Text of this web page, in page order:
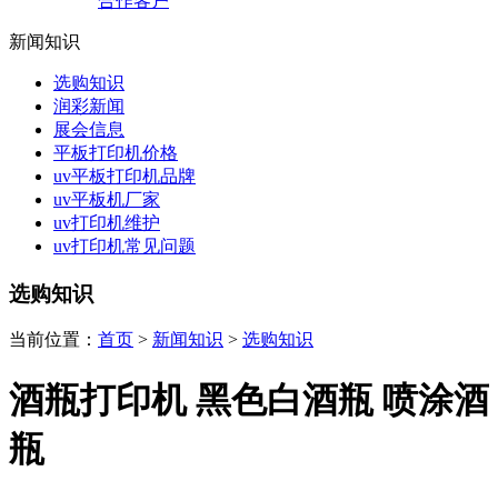
新闻知识
选购知识
润彩新闻
展会信息
平板打印机价格
uv平板打印机品牌
uv平板机厂家
uv打印机维护
uv打印机常见问题
选购知识
当前位置： 首页 > 新闻知识 > 选购知识
酒瓶打印机 黑色白酒瓶 喷涂酒
瓶